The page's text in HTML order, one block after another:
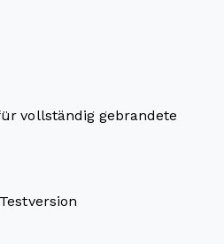
vollständig gebrandete